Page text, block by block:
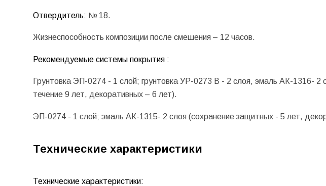
Отвердитель: № 18.
Жизнеспособность композиции после смешения – 12 часов.
Рекомендуемые системы покрытия :
Грунтовка ЭП-0274 - 1 слой; грунтовка УР-0273 В - 2 слоя, эмаль АК-1316- 2
течение 9 лет, декоративных – 6 лет).
ЭП-0274 - 1 слой; эмаль АК-1315- 2 слоя (сохранение защитных - 5 лет,
Технические характеристики
Технические характеристики: